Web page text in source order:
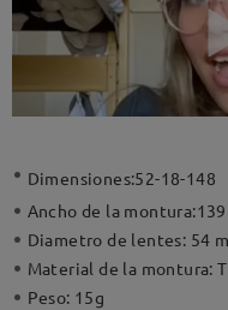
Dimensiones:52-18-148
Ancho de la montura:
Diametro de lentes: 54
Material de la montura:
Peso: 15g